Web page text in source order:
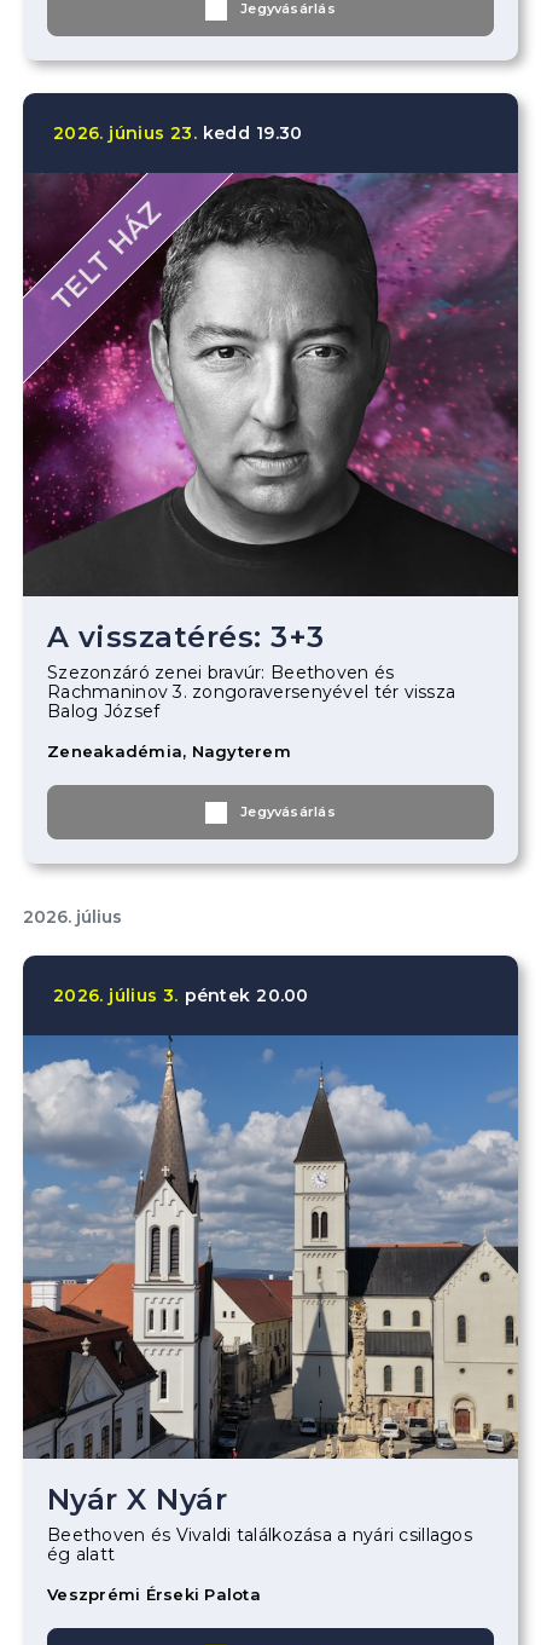
Jegyvásárlás
2026. június 23. kedd 19.30
TELT HÁZ
A visszatérés: 3+3
Szezonzáró zenei bravúr: Beethoven és
Rachmaninov 3. zongoraversenyével tér vissza
Balog József
Zeneakadémia, Nagyterem
Jegyvásárlás
2026. július
2026. július 3. péntek 20.00
Nyár X Nyár
Beethoven és Vivaldi találkozása a nyári csillagos
ég alatt
Veszprémi Érseki Palota